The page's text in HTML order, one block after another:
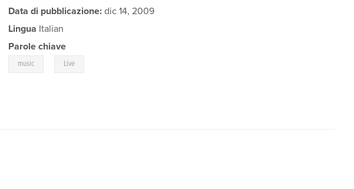
Data di pubblicazione: dic 14, 2009
Lingua Italian
Parole chiave
music Live